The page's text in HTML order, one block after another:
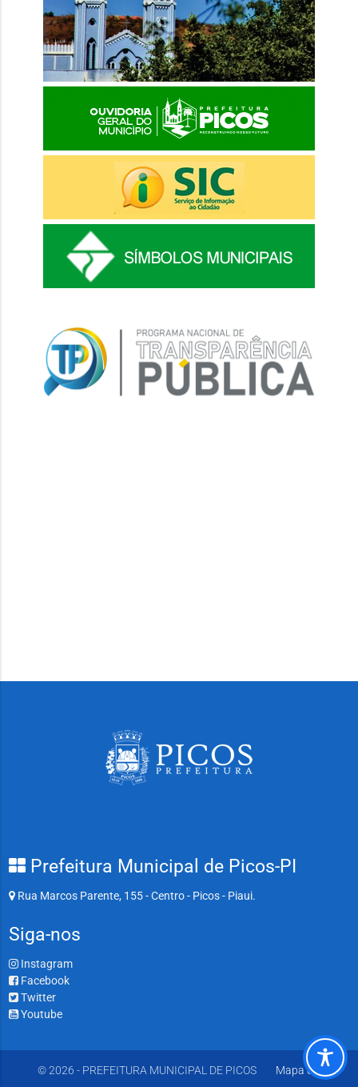
Prefeitura Municipal de Picos-PI
Rua Marcos Parente, 155 - Centro - Picos - Piaui.
Siga-nos
Instagram
Facebook
Twitter
Youtube
© 2026 - PREFEITURA MUNICIPAL DE PICOS Mapa do Site